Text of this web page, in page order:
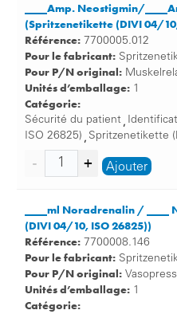
____Amp. Neostigmin/
(Spritzenetikette (DIVI 04/
Référence: 7700005.012
Pour le fabricant:
Pour P/N original:
Unités d’emballage: 1
Catégorie:
Sécurité du patient ,
ISO 26825) , Spritzenetikette
Ajouter
____ml Noradrenalin /
(DIVI 04/10, ISO 26825))
Référence: 7700008.146
Pour le fabricant:
Pour P/N original:
Unités d’emballage: 1
Catégorie: